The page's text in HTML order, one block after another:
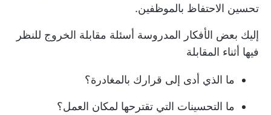
تحسين الاحتفاظ بالموظفين.
إليك بعض الأفكار المدروسة أسئلة مقابلة الخروج للنظر
فيها أثناء المقابلة
ما الذي أدى إلى قرارك بالمغادرة؟
ما التحسينات التي تقترحها لمكان العمل؟